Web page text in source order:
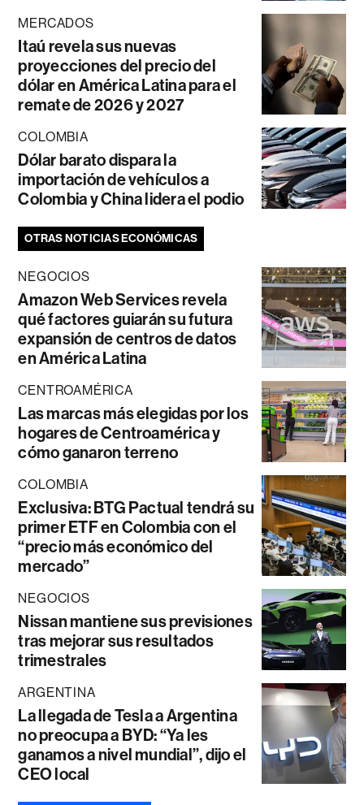
MERCADOS
Itaú revela sus nuevas
proyecciones del precio del
dólar en América Latina para el
remate de 2026 y 2027
COLOMBIA
Dólar barato dispara la
importación de vehículos a
Colombia y China lidera el podio
OTRAS NOTICIAS ECONÓMICAS
NEGOCIOS
Amazon Web Services revela
qué factores guiarán su futura
expansión de centros de datos
en América Latina
CENTROAMÉRICA
Las marcas más elegidas por los
hogares de Centroamérica y
cómo ganaron terreno
COLOMBIA
Exclusiva: BTG Pactual tendrá su
primer ETF en Colombia con el
“precio más económico del
mercado”
NEGOCIOS
Nissan mantiene sus previsiones
tras mejorar sus resultados
trimestrales
ARGENTINA
La llegada de Tesla a Argentina
no preocupa a BYD: “Ya les
ganamos a nivel mundial”, dijo el
CEO local